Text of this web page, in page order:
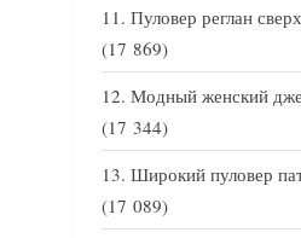
Пуловер реглан
(17 869)
Модный женский
(17 344)
Широкий пуловер
(17 089)